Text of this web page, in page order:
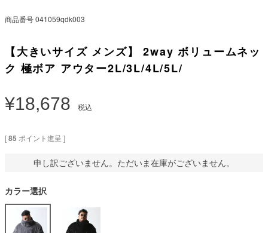
商品番号041059qdk003
【大きいサイズ メンズ】 2way ボリュームネッ
ク 極ボア アウター2L/3L/4L/5L/
¥18,678 税込
[85 ポイント進呈 ]
申し訳ございません。ただいま在庫がございません。
カラー選択